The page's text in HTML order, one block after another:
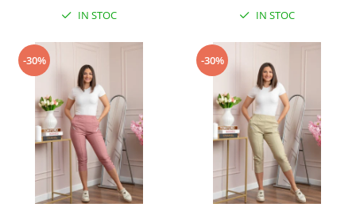
IN STOC IN STOC
-30% -30%